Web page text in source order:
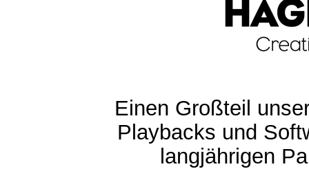
Einen Großteil
Playbacks und
langjährigen